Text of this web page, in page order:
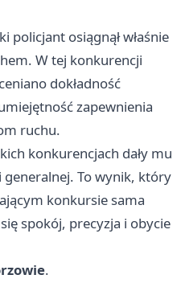
policjant osiągnął właśnie
W tej konkurencji
dokładność
zapewnienia
ruchu.
konkurencjach dały mu
To wynik, który
konkursie sama
spokój, precyzja i obycie
.